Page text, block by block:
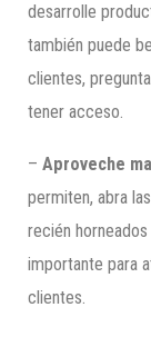
desarrolle
también puede
clientes,
tener acceso.
–Aproveche
permiten, abra
recién
importante para
clientes.